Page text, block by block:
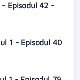
Episodul 42 -
1 - Episodul 40